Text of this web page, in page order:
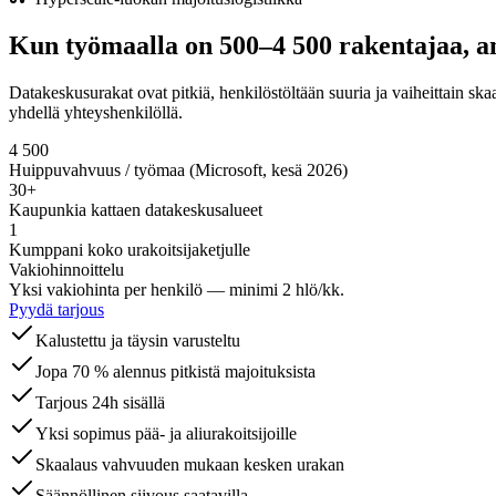
Kun työmaalla on 500–4 500 rakentajaa,
Datakeskusurakat ovat pitkiä, henkilöstöltään suuria ja vaiheittain
yhdellä yhteyshenkilöllä.
4 500
Huippuvahvuus / työmaa (Microsoft, kesä 2026)
30+
Kaupunkia kattaen datakeskusalueet
1
Kumppani koko urakoitsijaketjulle
Vakiohinnoittelu
Yksi vakiohinta per henkilö — minimi 2 hlö/kk.
Pyydä tarjous
Kalustettu ja täysin varusteltu
Jopa 70 % alennus pitkistä majoituksista
Tarjous 24h sisällä
Yksi sopimus pää- ja aliurakoitsijoille
Skaalaus vahvuuden mukaan kesken urakan